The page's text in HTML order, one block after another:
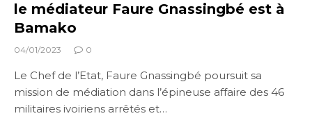
le médiateur Faure Gnassingbé est à
Bamako
04/01/2023 0
Le Chef de l’Etat, Faure Gnassingbé poursuit sa
mission de médiation dans l’épineuse affaire des 46
militaires ivoiriens arrêtés et…